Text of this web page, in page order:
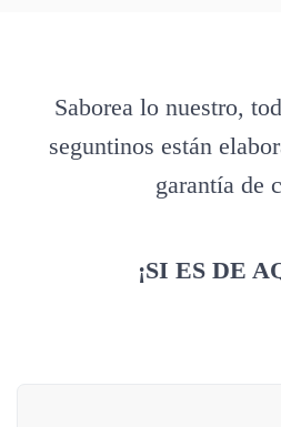
Saborea lo nuestro,
seguntinos están
garantía de
¡SI ES DE